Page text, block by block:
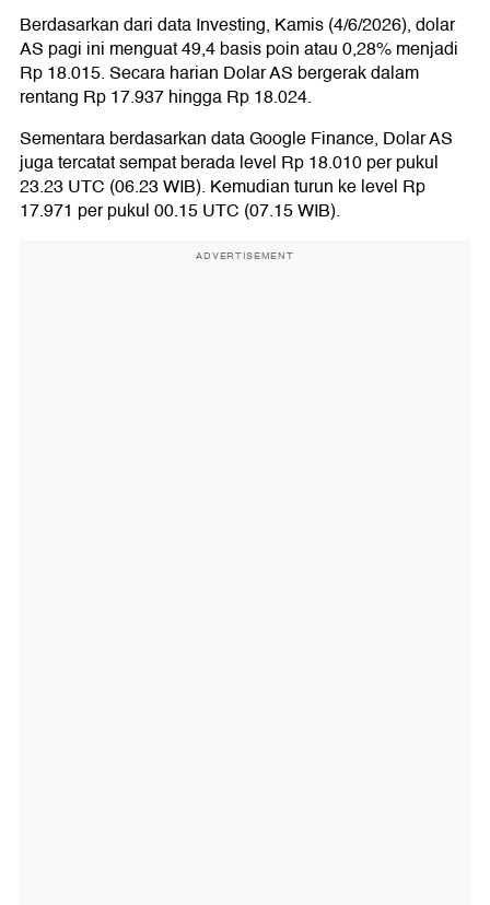
Berdasarkan dari data Investing, Kamis (4/6/2026), dolar
AS pagi ini menguat 49,4 basis poin atau 0,28% menjadi
Rp 18.015. Secara harian Dolar AS bergerak dalam
rentang Rp 17.937 hingga Rp 18.024.
Sementara berdasarkan data Google Finance, Dolar AS
juga tercatat sempat berada level Rp 18.010 per pukul
23.23 UTC (06.23 WIB). Kemudian turun ke level Rp
17.971 per pukul 00.15 UTC (07.15 WIB).
ADVERTISEMENT